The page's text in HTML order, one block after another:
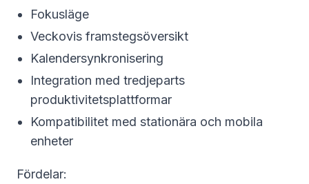
Fokusläge
Veckovis framstegsöversikt
Kalendersynkronisering
Integration med tredjeparts
produktivitetsplattformar
Kompatibilitet med stationära och mobila
enheter
Fördelar: